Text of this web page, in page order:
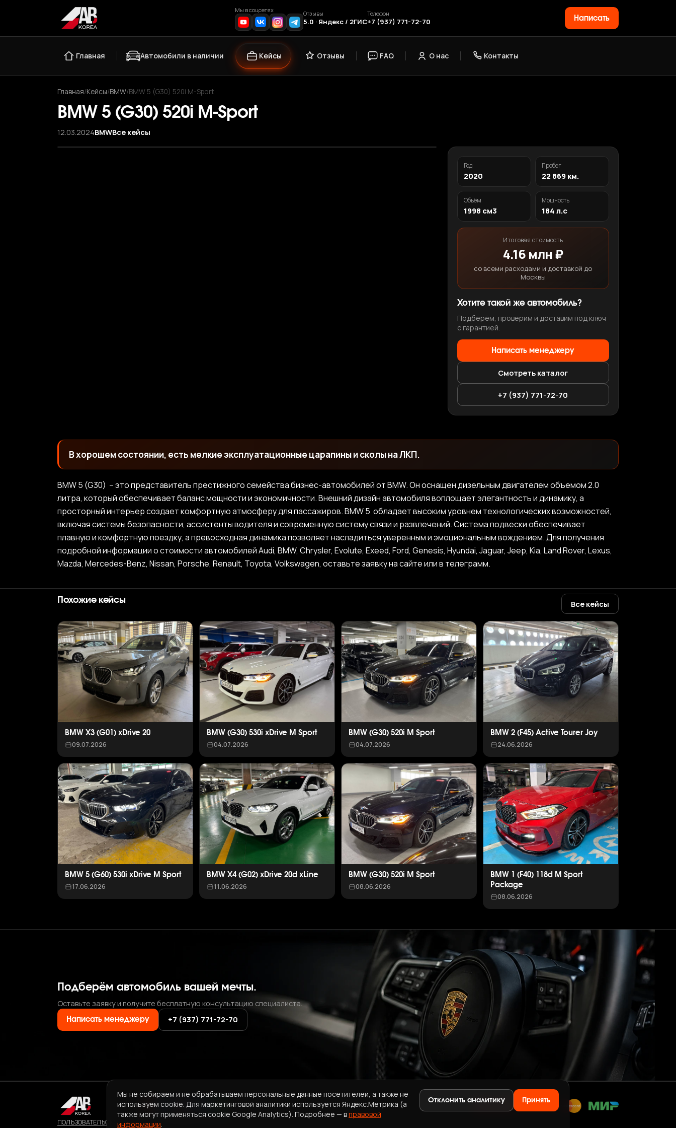
Мы в соцсетях Отзывы
5.0 · Яндекс / 2ГИС
Телефон
+7 (937) 771-72-70 Написать
Главная Автомобили в наличии Кейсы Отзывы FAQ О нас Контакты
Главная/Кейсы/BMW/BMW 5 (G30) 520i M-Sport
BMW 5 (G30) 520i M-Sport
12.03.2024BMWВсе кейсы
Год
2020
Пробег
22 869 км.
Объём
1998 см3
Мощность
184 л.с
Итоговая стоимость
4.16 млн ₽
со всеми расходами и доставкой до
Москвы
Хотите такой же автомобиль?
Подберём, проверим и доставим под ключ
с гарантией.
Написать менеджеру
Смотреть каталог
+7 (937) 771-72-70
В хорошем состоянии, есть мелкие эксплуатационные царапины и сколы на ЛКП.
BMW 5 (G30) – это представитель престижного семейства бизнес-автомобилей от BMW. Он оснащен дизельным двигателем объемом 2.0
литра, который обеспечивает баланс мощности и экономичности. Внешний дизайн автомобиля воплощает элегантность и динамику, а
просторный интерьер создает комфортную атмосферу для пассажиров. BMW 5 обладает высоким уровнем технологических возможностей,
включая системы безопасности, ассистенты водителя и современную систему связи и развлечений. Система подвески обеспечивает
плавную и комфортную поездку, а превосходная динамика позволяет насладиться уверенным и эмоциональным вождением. Для получения
подробной информации о стоимости автомобилей Audi, BMW, Chrysler, Evolute, Exeed, Ford, Genesis, Hyundai, Jaguar, Jeep, Kia, Land Rover, Lexus,
Mazda, Mercedes-Benz, Nissan, Porsche, Renault, Toyota, Volkswagen, оставьте заявку на сайте или в телеграмм.
Похожие кейсы Все кейсы
BMW X3 (G01) xDrive 20
09.07.2026
BMW (G30) 530i xDrive M Sport
04.07.2026
BMW (G30) 520i M Sport
04.07.2026
BMW 2 (F45) Active Tourer Joy
24.06.2026
BMW 5 (G60) 530i xDrive M Sport
17.06.2026
BMW X4 (G02) xDrive 20d xLine
11.06.2026
BMW (G30) 520i M Sport
08.06.2026
BMW 1 (F40) 118d M Sport
Package
08.06.2026
Подберём автомобиль вашей мечты.
Оставьте заявку и получите бесплатную консультацию специалиста.
Написать менеджеру +7 (937) 771-72-70
+7 (937) 771-72-70 ·ab.korea.kr@gmail.com
ПОЛЬЗОВАТЕЛЬСКОЕ СОГЛАШЕНИЕ СЕРВИСА ABKOREA
Мы не собираем и не обрабатываем персональные данные посетителей, а также не
используем cookie. Для маркетинговой аналитики используется Яндекс.Метрика (а
также могут применяться cookie Google Analytics). Подробнее — вправовой
информации.
Отклонить аналитику Принять